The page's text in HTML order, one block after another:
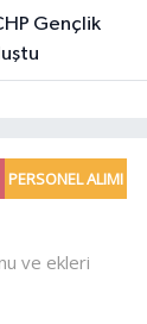
acı kaybı!